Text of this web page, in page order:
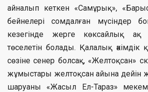
айналып кеткен «Самұрық»,
бейнелері сомдалған мүсіндер
кезегінде жерге көксайлық ақ
төселетін болады. Қалалық әкімдік
сөзіне сенер болсақ, «Желтоқсан»
жұмыстары желтоқсан айына дейін
шаруаны «Жасыл Ел-Тараз»